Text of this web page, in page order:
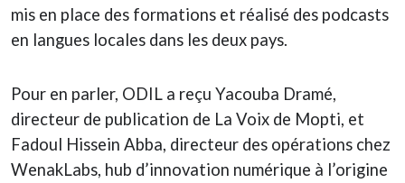
mis en place des formations et réalisé des podcasts
en langues locales dans les deux pays.
Pour en parler, ODIL a reçu Yacouba Dramé,
directeur de publication de La Voix de Mopti, et
Fadoul Hissein Abba, directeur des opérations chez
WenakLabs, hub d’innovation numérique à l’origine